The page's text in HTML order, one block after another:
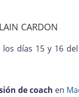
CARDON
los días 15 y 16
de coach en